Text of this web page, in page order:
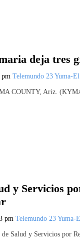
deja tres
Telemundo 23 Yuma-
COUNTY, Ariz.
y Servicios
pm Telemundo 23 Yuma-
Salud y Servicios por